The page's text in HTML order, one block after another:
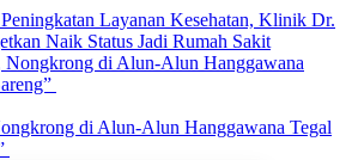
Layanan Kesehatan, Klinik Dr.
Naik Status Jadi Rumah Sakit
di Alun-Alun Hanggawana Tegal